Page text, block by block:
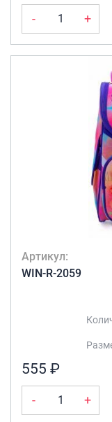
- +
Артикул:
WIN-R-2059
555 ₽
- +